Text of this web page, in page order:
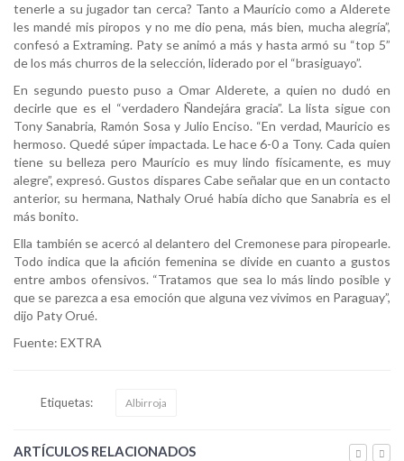
tenerle a su jugador tan cerca? Tanto a Maurício como a Alderete
les mandé mis piropos y no me dio pena, más bien, mucha alegría”,
confesó a Extraming. Paty se animó a más y hasta armó su “top 5”
de los más churros de la selección, liderado por el “brasiguayo”.
En segundo puesto puso a Omar Alderete, a quien no dudó en
decirle que es el “verdadero Ñandejára gracia”. La lista sigue con
Tony Sanabria, Ramón Sosa y Julio Enciso. “En verdad, Mauricio es
hermoso. Quedé súper impactada. Le hace 6-0 a Tony. Cada quien
tiene su belleza pero Maurício es muy lindo físicamente, es muy
alegre”, expresó. Gustos dispares Cabe señalar que en un contacto
anterior, su hermana, Nathaly Orué había dicho que Sanabria es el
más bonito.
Ella también se acercó al delantero del Cremonese para piropearle.
Todo indica que la afición femenina se divide en cuanto a gustos
entre ambos ofensivos. “Tratamos que sea lo más lindo posible y
que se parezca a esa emoción que alguna vez vivimos en Paraguay”,
dijo Paty Orué.
Fuente: EXTRA
Etiquetas: Albirroja
ARTÍCULOS RELACIONADOS